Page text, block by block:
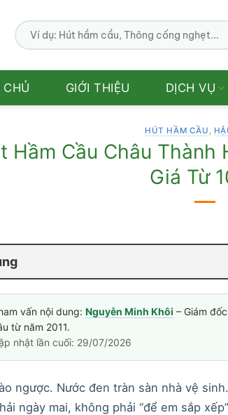
GIỚI THIỆU DỊCH VỤ
HÚT HẦM CẦU ,
Hầm Cầu Châu Thành
Giá Từ
vấn nội dung: Nguyễn Minh Khôi – Giám
từ năm 2011.
nhật lần cuối: 29/07/2026
ngược. Nước đen tràn sàn nhà vệ
ngày mai, không phải “để em sắp